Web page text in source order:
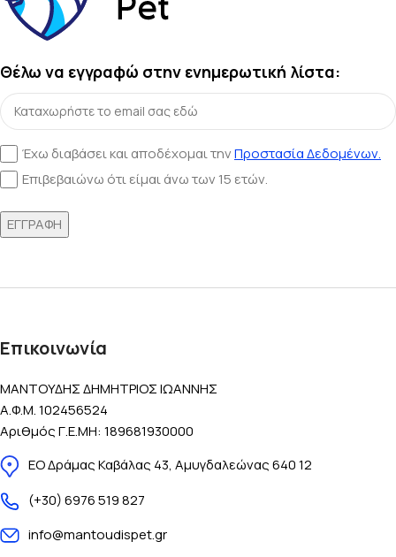
Θέλω να εγγραφώ στην ενημερωτική λίστα:
Έχω διαβάσει και αποδέχομαι τηνΠροστασία Δεδομένων.
Επιβεβαιώνω ότι είμαι άνω των 15 ετών.
Επικοινωνία
ΜΑΝΤΟΥΔΗΣ ΔΗΜΗΤΡΙΟΣ ΙΩΑΝΝΗΣ
Α.Φ.Μ. 102456524
Αριθμός Γ.Ε.ΜΗ: 189681930000
ΕΟ Δράμας Καβάλας 43, Αμυγδαλεώνας 640 12
(+30) 6976 519 827
info@mantoudispet.gr